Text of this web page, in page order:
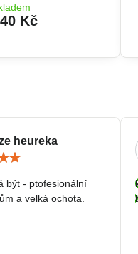
Kč
heureka
/
5
být - ptofesionální
a velká ochota.